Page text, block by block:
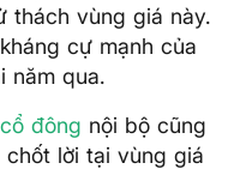
thách vùng giá này.
cự mạnh của
năm qua.
cổ đông nội bộ cũng
chốt lời tại vùng giá